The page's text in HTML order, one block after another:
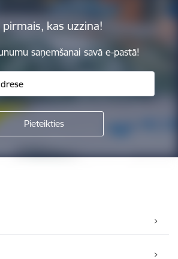
pirmais, kas uzzina!
saņemšanai savā e-pastā!